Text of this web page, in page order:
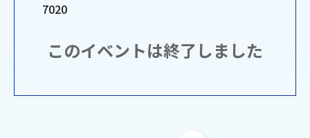
7020
このイベントは終了しました